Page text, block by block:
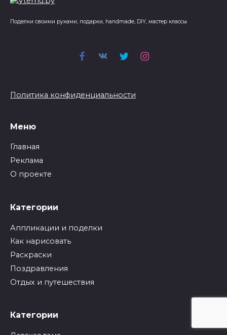
Поделки своими руками, подарки, handmade, DIY, мастер классы
Политика конфиденциальности
Меню
Главная
Реклама
О проекте
Категории
Аппликации и поделки
Как нарисовать
Раскраски
Поздравления
Отдых и путешествия
Категории